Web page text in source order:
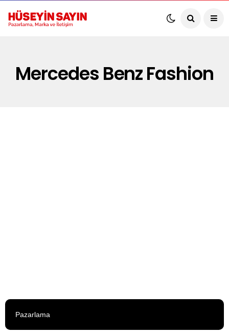
Mercedes Benz Fashion
Pazarlama